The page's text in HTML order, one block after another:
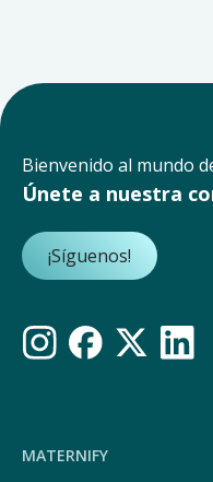
Bienvenido al mundo
Únete a nuestra
¡Síguenos!
MATERNIFY